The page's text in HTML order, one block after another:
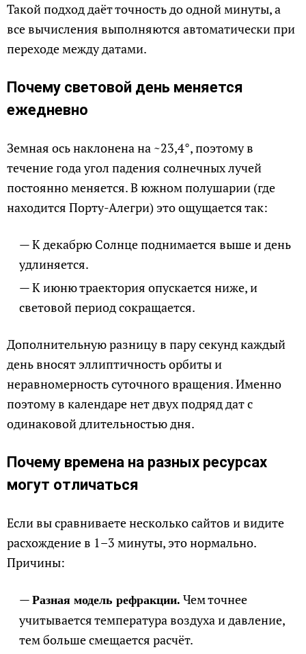
Такой подход даёт точность до одной минуты, а
все вычисления выполняются автоматически при
переходе между датами.
Почему световой день меняется
ежедневно
Земная ось наклонена на ~23,4°, поэтому в
течение года угол падения солнечных лучей
постоянно меняется. В южном полушарии (где
находится Порту-Алегри) это ощущается так:
К декабрю Солнце поднимается выше и день
удлиняется.
К июню траектория опускается ниже, и
световой период сокращается.
Дополнительную разницу в пару секунд каждый
день вносят эллиптичность орбиты и
неравномерность суточного вращения. Именно
поэтому в календаре нет двух подряд дат с
одинаковой длительностью дня.
Почему времена на разных ресурсах
могут отличаться
Если вы сравниваете несколько сайтов и видите
расхождение в 1–3 минуты, это нормально.
Причины:
Разная модель рефракции. Чем точнее
учитывается температура воздуха и давление,
тем больше смещается расчёт.